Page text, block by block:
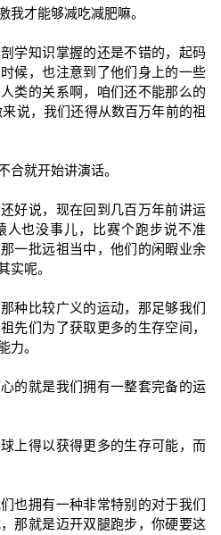
我才能够减吃减肥嘛。
学知识掌握的还是不错的，起码
候，也注意到了他们身上的一些
类的关系啊，咱们还不能那么的
说，我们还得从数百万年前的祖
合就开始讲演话。
好说，现在回到几百万年前讲运
人也没事儿，比赛个跑步说不准
一批远祖当中，他们的闲暇业余
实呢。
种比较广义的运动，那足够我们
先们为了获取更多的生存空间，
力。
的就是我们拥有一整套完备的运
上得以获得更多的生存可能，而
也拥有一种非常特别的对于我们
那就是迈开双腿跑步，你硬要这